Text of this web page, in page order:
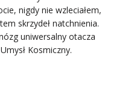
nigdy nie wzleciałem,
skrzydeł natchnienia.
uniwersalny otacza
Kosmiczny.